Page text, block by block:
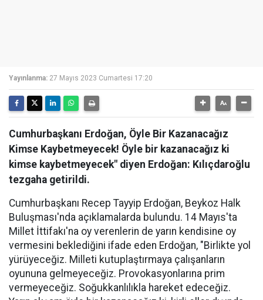
Yayınlanma: 27 Mayıs 2023 Cumartesi 17:20
Cumhurbaşkanı Erdoğan, Öyle Bir Kazanacağız
Kimse Kaybetmeyecek! Öyle bir kazanacağız ki
kimse kaybetmeyecek" diyen Erdoğan: Kılıçdaroğlu
tezgaha getirildi.
Cumhurbaşkanı Recep Tayyip Erdoğan, Beykoz Halk
Buluşması'nda açıklamalarda bulundu. 14 Mayıs'ta
Millet İttifakı'na oy verenlerin de yarın kendisine oy
vermesini beklediğini ifade eden Erdoğan, "Birlikte yol
yürüyeceğiz. Milleti kutuplaştırmaya çalışanların
oyununa gelmeyeceğiz. Provokasyonlarına prim
vermeyeceğiz. Soğukkanlılıkla hareket edeceğiz.